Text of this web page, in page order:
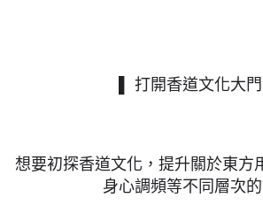
▌ 打開香道文化大門
想要初探香道文化，提升關於東方
身心調頻等不同層次